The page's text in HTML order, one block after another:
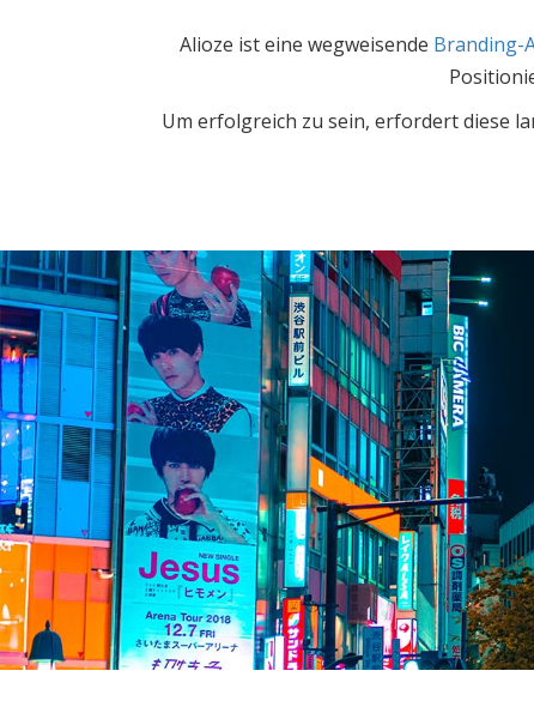
Alioze ist eine wegweisende Branding-
Um erfolgreich zu sein, erfordert diese